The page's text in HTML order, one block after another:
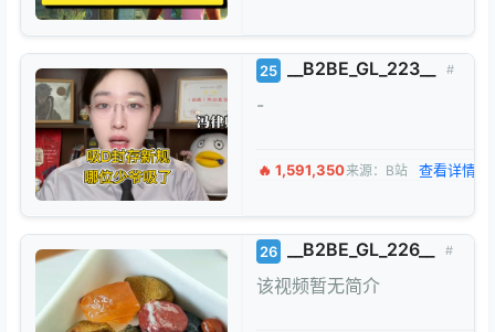
25 __B2BE_GL_223__ #
-
🔥 1,591,350来源：B站 查看详情 →
26 __B2BE_GL_226__ #
该视频暂无简介